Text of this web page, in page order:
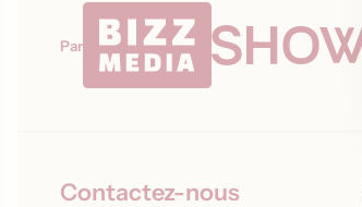
Par
Contactez-nous